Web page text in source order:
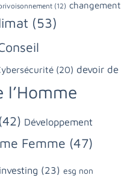
(12) changement
(53)
(20) devoir de
l’Homme
(42) Développement
Femme (47)
(23) esg non